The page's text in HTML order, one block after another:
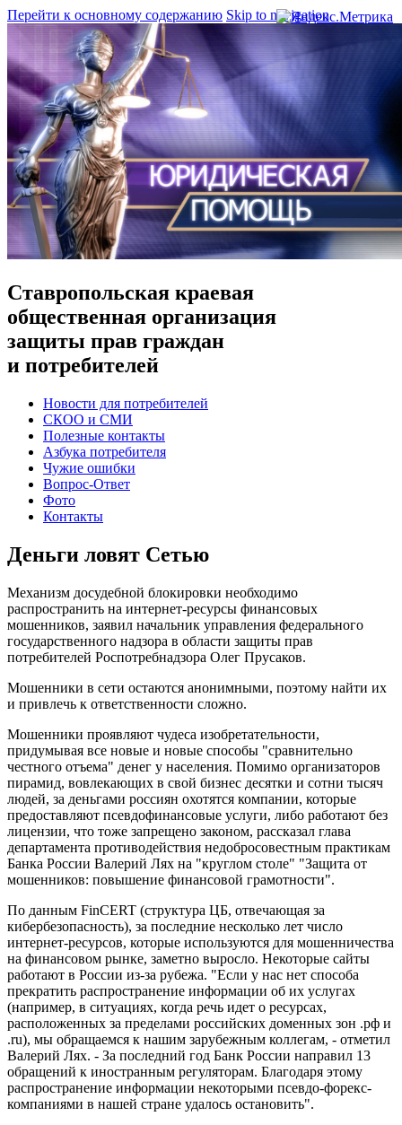
Перейти к основному содержанию Skip to navigation
Ставропольская краевая
общественная организация
защиты прав граждан
и потребителей
Новости для потребителей
СКОО и СМИ
Полезные контакты
Азбука потребителя
Чужие ошибки
Вопрос-Ответ
Фото
Контакты
Деньги ловят Сетью
Механизм досудебной блокировки необходимо
распространить на интернет-ресурсы финансовых
мошенников, заявил начальник управления федерального
государственного надзора в области защиты прав
потребителей Роспотребнадзора Олег Прусаков.
Мошенники в сети остаются анонимными, поэтому найти их
и привлечь к ответственности сложно.
Мошенники проявляют чудеса изобретательности,
придумывая все новые и новые способы "сравнительно
честного отъема" денег у населения. Помимо организаторов
пирамид, вовлекающих в свой бизнес десятки и сотни тысяч
людей, за деньгами россиян охотятся компании, которые
предоставляют псевдофинансовые услуги, либо работают без
лицензии, что тоже запрещено законом, рассказал глава
департамента противодействия недобросовестным практикам
Банка России Валерий Лях на "круглом столе" "Защита от
мошенников: повышение финансовой грамотности".
По данным FinCERT (структура ЦБ, отвечающая за
кибербезопасность), за последние несколько лет число
интернет-ресурсов, которые используются для мошенничества
на финансовом рынке, заметно выросло. Некоторые сайты
работают в России из-за рубежа. "Если у нас нет способа
прекратить распространение информации об их услугах
(например, в ситуациях, когда речь идет о ресурсах,
расположенных за пределами российских доменных зон .рф и
.ru), мы обращаемся к нашим зарубежным коллегам, - отметил
Валерий Лях. - За последний год Банк России направил 13
обращений к иностранным регуляторам. Благодаря этому
распространение информации некоторыми псевдо-форекс-
компаниями в нашей стране удалось остановить".